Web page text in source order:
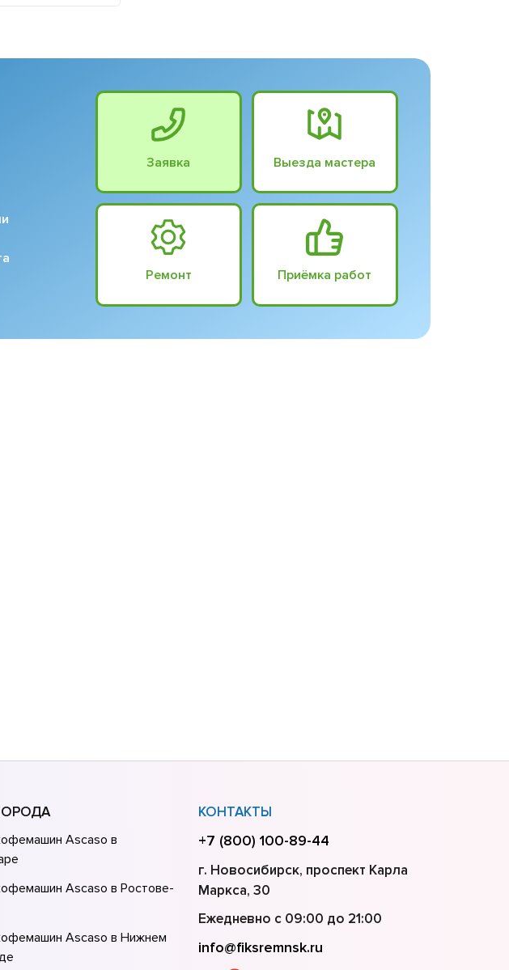
Заявка Выезда мастера
Ремонт Приёмка работ
Ascaso в
Ascaso в Ростове-
Ascaso в Нижнем
КОНТАКТЫ
+7 (800) 100-89-44
г. Новосибирск, проспект Карла
Маркса, 30
Ежедневно с 09:00 до 21:00
info@fiksremnsk.ru